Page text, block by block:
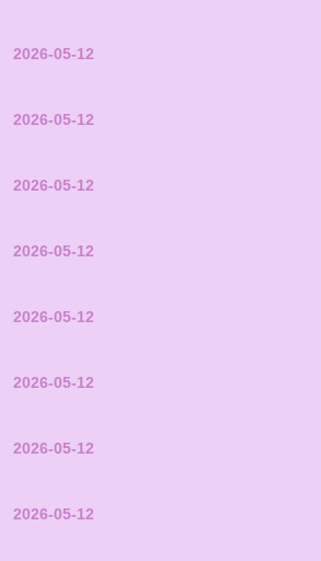
2026-05-12
2026-05-12
2026-05-12
2026-05-12
2026-05-12
2026-05-12
2026-05-12
2026-05-12